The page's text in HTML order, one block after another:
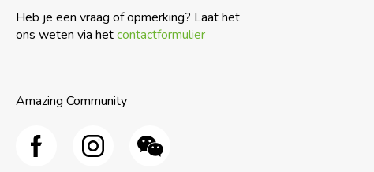
Heb je een vraag of opmerking? Laat het
ons weten via hetcontactformulier
Amazing Community